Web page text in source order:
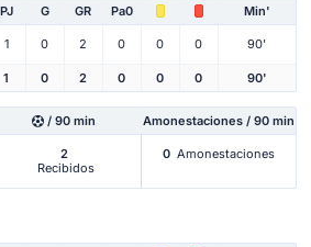
PJ G GR Pa0 Min'
1 0 2 0 0 0 90'
1 0 2 0 0 0 90'
/ 90 min Amonestaciones / 90 min
2
Recibidos
0 Amonestaciones